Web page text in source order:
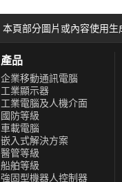
本頁部分圖片或內容使用生
產品
企業移動通訊電腦
工業顯示器
工業電腦及人機介面
國防等級
車載電腦
嵌入式解決方案
醫管等級
船舶等級
強固型機器人控制器